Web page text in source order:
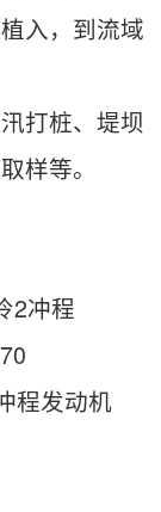
入，到流域
打桩、堤坝
样等。
2冲程
程发动机